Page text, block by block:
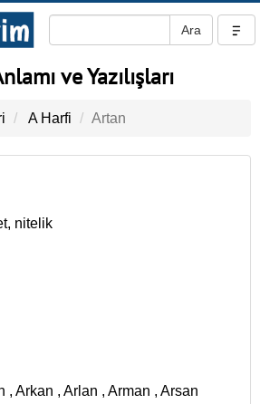
ve Yazılışları
A Harfi Artan
nitelik
, Arkan , Arlan , Arman , Arsan